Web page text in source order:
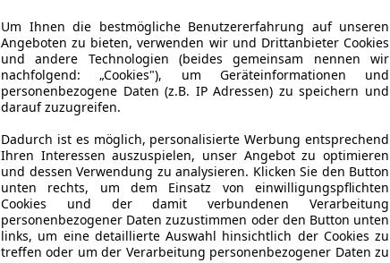
Um Ihnen die bestmögliche Benutzererfahrung auf unseren
Angeboten zu bieten, verwenden wir und Drittanbieter Cookies
und andere Technologien (beides gemeinsam nennen wir
nachfolgend: „Cookies"), um Geräteinformationen und
personenbezogene Daten (z.B. IP Adressen) zu speichern und
darauf zuzugreifen.
Dadurch ist es möglich, personalisierte Werbung entsprechend
Ihren Interessen auszuspielen, unser Angebot zu optimieren
und dessen Verwendung zu analysieren. Klicken Sie den Button
unten rechts, um dem Einsatz von einwilligungspflichten
Cookies und der damit verbundenen Verarbeitung
personenbezogener Daten zuzustimmen oder den Button unten
links, um eine detaillierte Auswahl hinsichtlich der Cookies zu
treffen oder um der Verarbeitung personenbezogener Daten zu